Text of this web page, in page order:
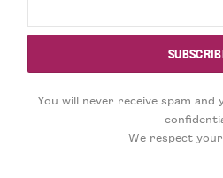
You will never receive spam
We respect